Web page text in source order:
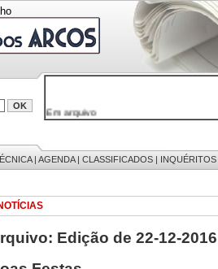
Em arquivo
32646 notícias
9886 mensagens
201 registos
| AGENDA| CLASSIFICADOS | INQUÉRITOS
Edição de 22-12-2016